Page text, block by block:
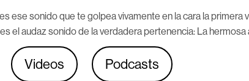
ese sonido que te golpea vivamente en la cara la
el audaz sonido de la verdadera pertenencia: La
Videos Podcasts